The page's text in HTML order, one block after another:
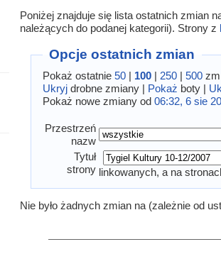
Poniżej znajduje się lista ostatnich zmian
należących do podanej kategorii). Strony z
Opcje ostatnich zmian
Pokaż ostatnie 50| 100| 250| 500
Ukryjdrobne zmiany | Pokaż boty |
Pokaż nowe zmiany od 06:32, 6 sie
Przestrzeń
nazw
Tytuł
strony linkowanych, a na
Nie było żadnych zmian na (zależnie od